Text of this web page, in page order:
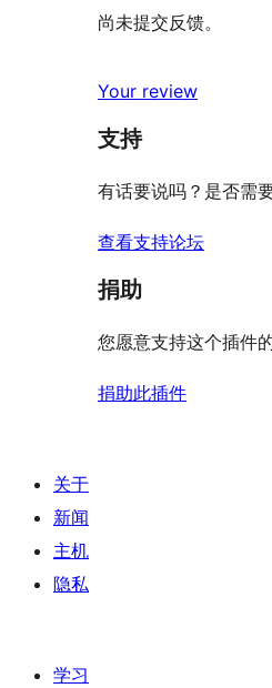
尚未提交反馈。
Your review
支持
有话要说吗？是否需
查看支持论坛
捐助
您愿意支持这个插件
捐助此插件
关于
新闻
主机
隐私
学习